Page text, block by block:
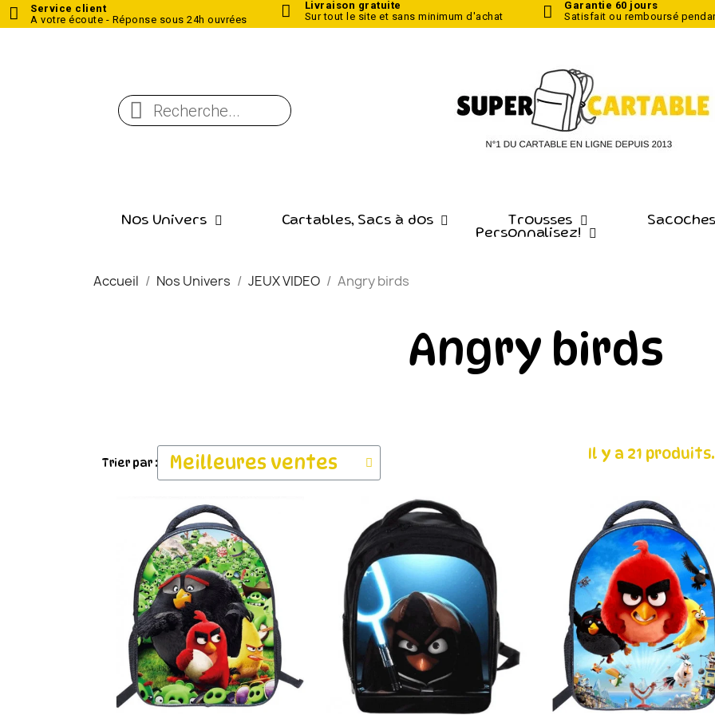
Service client
A votre écoute - Réponse sous 24h ouvrées
Livraison gratuite
Sur tout le siteet sans minimum d'achat
Garantie 60 jours
Satisfait ou remboursé
Nos Univers Cartables, Sacs à dos Trousses
Personnalisez!
Accueil Nos Univers JEUX VIDEO Angry birds
Angry birds
Trier par :
Il y a 21 produits.